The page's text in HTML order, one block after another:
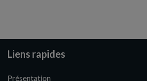
Liens rapides
Présentation